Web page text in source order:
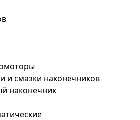
и смазки наконечников
наконечник